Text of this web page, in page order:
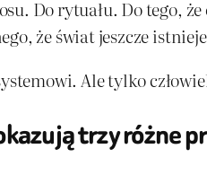
Do rytuału. Do tego,
że świat jeszcze
Ale tylko
trzy różne